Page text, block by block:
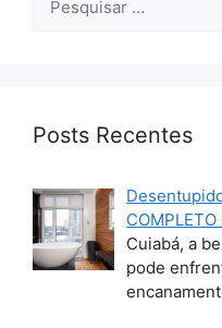
por:
Posts Recentes
Cuiabá, a
pode